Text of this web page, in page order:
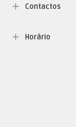
Contactos
Horário